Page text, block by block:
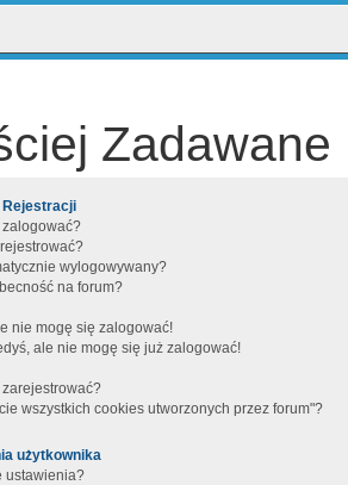
Zadawane
Rejestracji
wylogowywany?
na forum?
nie mogę się zalogować!
ale nie mogę się już zalogować!
wszystkich cookies utworzonych przez forum"?
użytkownika
ustawienia?